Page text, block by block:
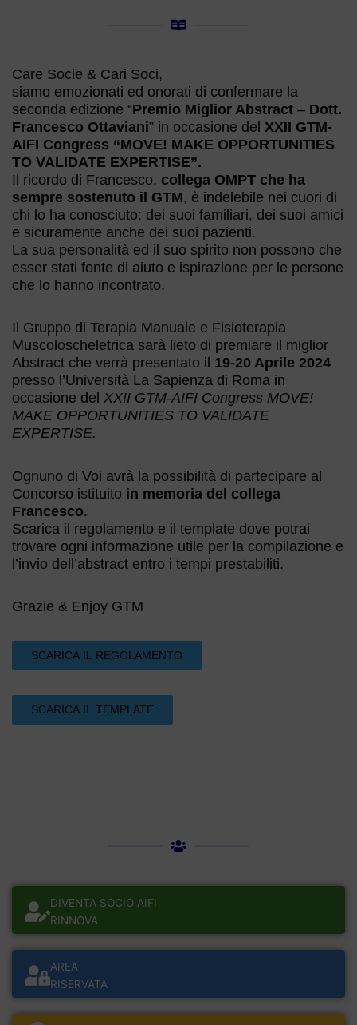
Care Socie & Cari Soci,
siamo emozionati ed onorati di confermare la
seconda edizione “Premio Miglior Abstract – Dott.
Francesco Ottaviani” in occasione del XXII GTM-
AIFI Congress “MOVE! MAKE OPPORTUNITIES
TO VALIDATE EXPERTISE”.
Il ricordo di Francesco, collega OMPT che ha
sempre sostenuto il GTM, è indelebile nei cuori di
chi lo ha conosciuto: dei suoi familiari, dei suoi amici
e sicuramente anche dei suoi pazienti.
La sua personalità ed il suo spirito non possono che
esser stati fonte di aiuto e ispirazione per le persone
che lo hanno incontrato.
Il Gruppo di Terapia Manuale e Fisioterapia
Muscoloscheletrica sarà lieto di premiare il miglior
Abstract che verrà presentato il 19-20 Aprile 2024
presso l’Università La Sapienza di Roma in
occasione del XXII GTM-AIFI Congress MOVE!
MAKE OPPORTUNITIES TO VALIDATE
EXPERTISE.
Ognuno di Voi avrà la possibilità di partecipare al
Concorso istituito in memoria del collega
Francesco.
Scarica il regolamento e il template dove potrai
trovare ogni informazione utile per la compilazione e
l’invio dell’abstract entro i tempi prestabiliti.
Grazie & Enjoy GTM
SCARICA IL REGOLAMENTO
SCARICA IL TEMPLATE
DIVENTA SOCIO AIFI
RINNOVA
AREA
RISERVATA